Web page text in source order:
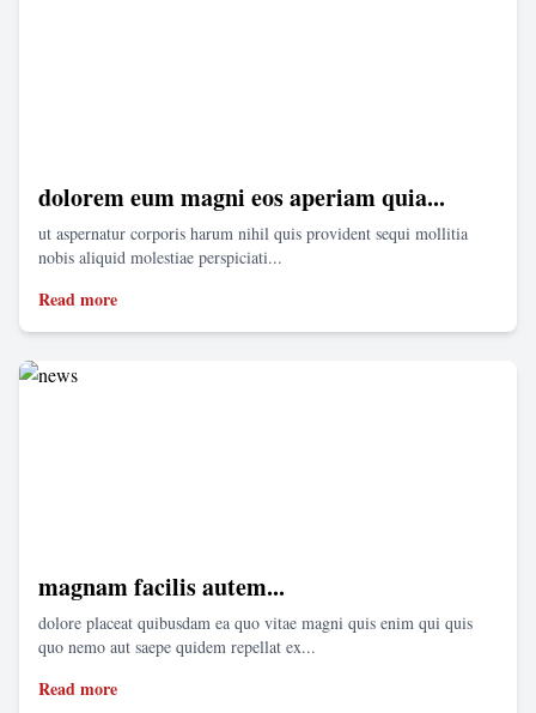
dolorem eum magni eos aperiam quia...
ut aspernatur corporis harum nihil quis provident sequi mollitia
nobis aliquid molestiae perspiciati...
Read more
magnam facilis autem...
dolore placeat quibusdam ea quo vitae magni quis enim qui quis
quo nemo aut saepe quidem repellat ex...
Read more